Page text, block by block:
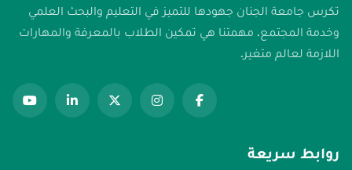
تكرس جامعة الجنان جهودها للتميز في التعليم والبحث العلمي
وخدمة المجتمع. مهمتنا هي تمكين الطلاب بالمعرفة والمهارات
اللازمة لعالم متغير.
روابط سريعة